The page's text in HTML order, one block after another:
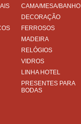
CAMA/MESA/BANHO
DECORAÇÃO
FERROSOS
MADEIRA
RELÓGIOS
VIDROS
LINHA HOTEL
PRESENTES PARA
BODAS